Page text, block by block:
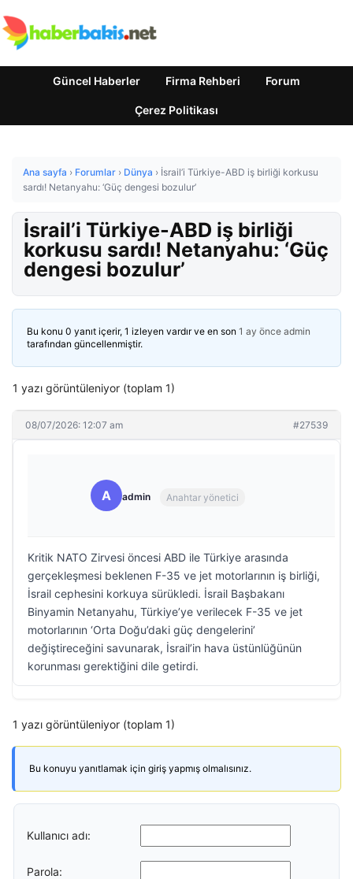
Güncel Haberler Firma Rehberi Forum
Çerez Politikası
Ana sayfa › Forumlar › Dünya › İsrail’i Türkiye-ABD iş birliği korkusu
sardı! Netanyahu: ‘Güç dengesi bozulur’
İsrail’i Türkiye-ABD iş birliği
korkusu sardı! Netanyahu: ‘Güç
dengesi bozulur’
Bu konu 0 yanıt içerir, 1 izleyen vardır ve en son 1 ay önce admin
tarafından güncellenmiştir.
1 yazı görüntüleniyor (toplam 1)
08/07/2026: 12:07 am #27539
A admin Anahtar yönetici
Kritik NATO Zirvesi öncesi ABD ile Türkiye arasında
gerçekleşmesi beklenen F-35 ve jet motorlarının iş birliği,
İsrail cephesini korkuya sürükledi. İsrail Başbakanı
Binyamin Netanyahu, Türkiye’ye verilecek F-35 ve jet
motorlarının ‘Orta Doğu’daki güç dengelerini’
değiştireceğini savunarak, İsrail’in hava üstünlüğünün
korunması gerektiğini dile getirdi.
1 yazı görüntüleniyor (toplam 1)
Bu konuyu yanıtlamak için giriş yapmış olmalısınız.
Kullanıcı adı:
Parola: